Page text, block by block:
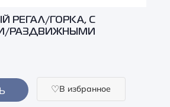
РЕГАЛ/ГОРКА, С
РАЗДВИЖНЫМИ
В избранное